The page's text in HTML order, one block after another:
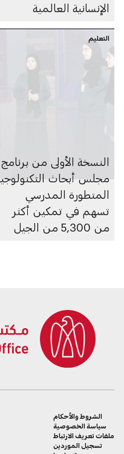
الإنسانية العالمية
التعليم
النسخة الأولى من برنامج
مجلس أبحاث التكنولوجيا
المتطورة المدرسي
تسهم في تمكين أكثر
من 5,300 من الجيل
الشروط والأحكام
سياسة الخصوصية
ملفات تعريف الارتباط
تسجيل الموردين